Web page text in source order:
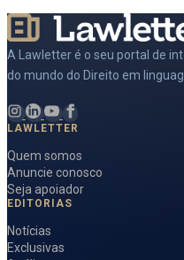
A Lawletter é o seu portal de
do mundo do Direito em
LAWLETTER
Quem somos
Anuncie conosco
Seja apoiador
EDITORIAS
Notícias
Exclusivas